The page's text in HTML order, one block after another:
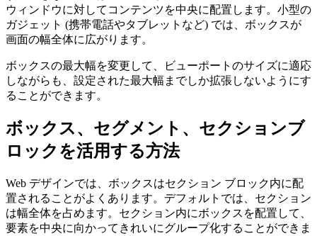
ウィンドウに対してコンテンツを中央に配置します。小型の
ガジェット (携帯電話やタブレットなど) では、ボックスが
画面の幅全体に広がります。
ボックスの最大幅を変更して、ビューポートのサイズに適応
しながらも、設定された最大幅までしか拡張しないようにす
ることができます。
ボックス、セグメント、セクションブ
ロックを活用する方法
Web デザインでは、ボックスはセクション ブロック内に配
置されることがよくあります。デフォルトでは、セクション
は幅全体を占めます。セクション内にボックスを配置して、
要素を中央に向かってきれいにグループ化することができま